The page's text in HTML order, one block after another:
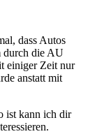
dass Autos
durch die AU
einiger Zeit nur
anstatt mit
ist kann ich dir